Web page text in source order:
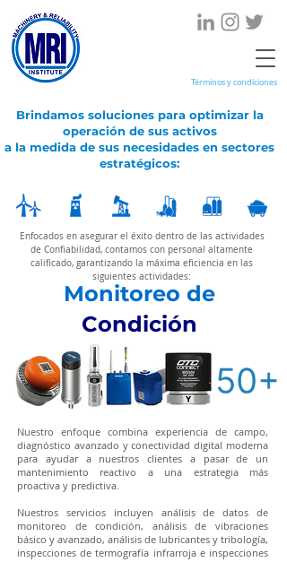
Términos y condiciones
Brindamos soluciones para optimizar la
operación de sus activos
a la medida de sus necesidades en sectores
estratégicos:
Enfocados en asegurar el éxito dentro de las actividades
de Confiabilidad, contamos con personal altamente
calificado, garantizando la máxima eficiencia en las
siguientes actividades:
Monitoreo de
Condición
Nuestro enfoque combina experiencia de campo,
diagnóstico avanzado y conectividad digital moderna
para ayudar a nuestros clientes a pasar de un
mantenimiento reactivo a una estrategia más
proactiva y predictiva.
Nuestros servicios incluyen análisis de datos de
monitoreo de condición, análisis de vibraciones
básico y avanzado, análisis de lubricantes y tribología,
inspecciones de termografía infrarroja e inspecciones